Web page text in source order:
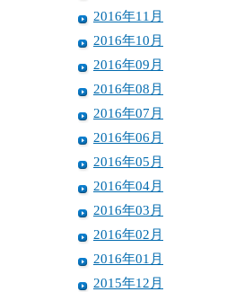
2016年11月
2016年10月
2016年09月
2016年08月
2016年07月
2016年06月
2016年05月
2016年04月
2016年03月
2016年02月
2016年01月
2015年12月